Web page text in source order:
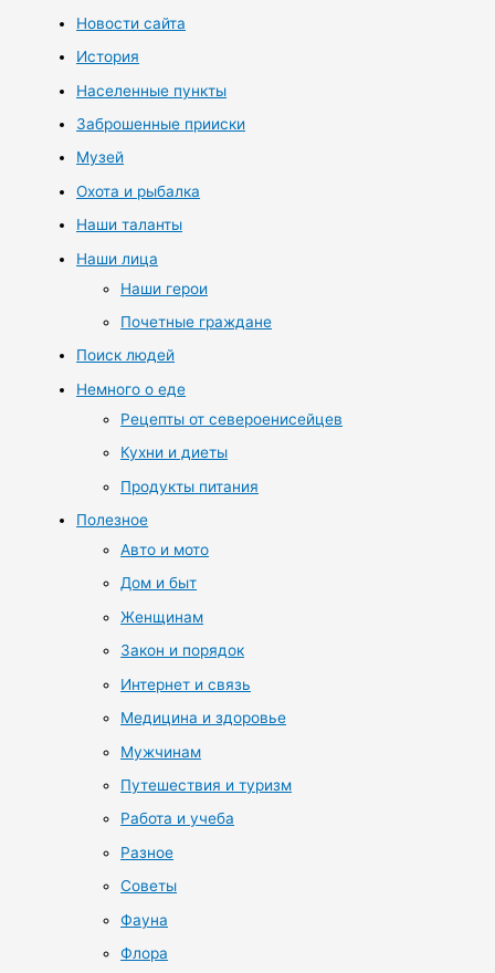
Новости сайта
История
Населенные пункты
Заброшенные прииски
Музей
Охота и рыбалка
Наши таланты
Наши лица
Наши герои
Почетные граждане
Поиск людей
Немного о еде
Рецепты от североенисейцев
Кухни и диеты
Продукты питания
Полезное
Авто и мото
Дом и быт
Женщинам
Закон и порядок
Интернет и связь
Медицина и здоровье
Мужчинам
Путешествия и туризм
Работа и учеба
Разное
Советы
Фауна
Флора